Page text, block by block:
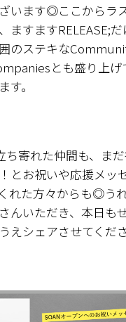
います◎ここからラ
ますますRELEASE;だ
のステキな
とも盛り上げ
す。
ち寄れた仲間も、ま
とお祝いや応援メッ
れた方々からも◎う
んいただき、本日も
えシェアさせてくだ